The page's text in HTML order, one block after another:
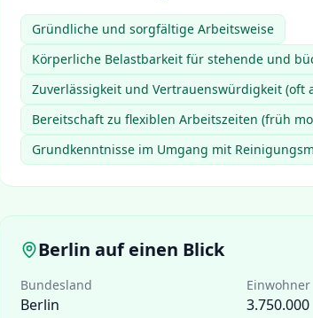
Gründliche und sorgfältige Arbeitsweise
Körperliche Belastbarkeit für stehende und
Zuverlässigkeit und Vertrauenswürdigkeit (oft
Bereitschaft zu flexiblen Arbeitszeiten (früh
Grundkenntnisse im Umgang mit
Berlin auf einen Blick
Bundesland
Berlin
Einwohner
3.750.000